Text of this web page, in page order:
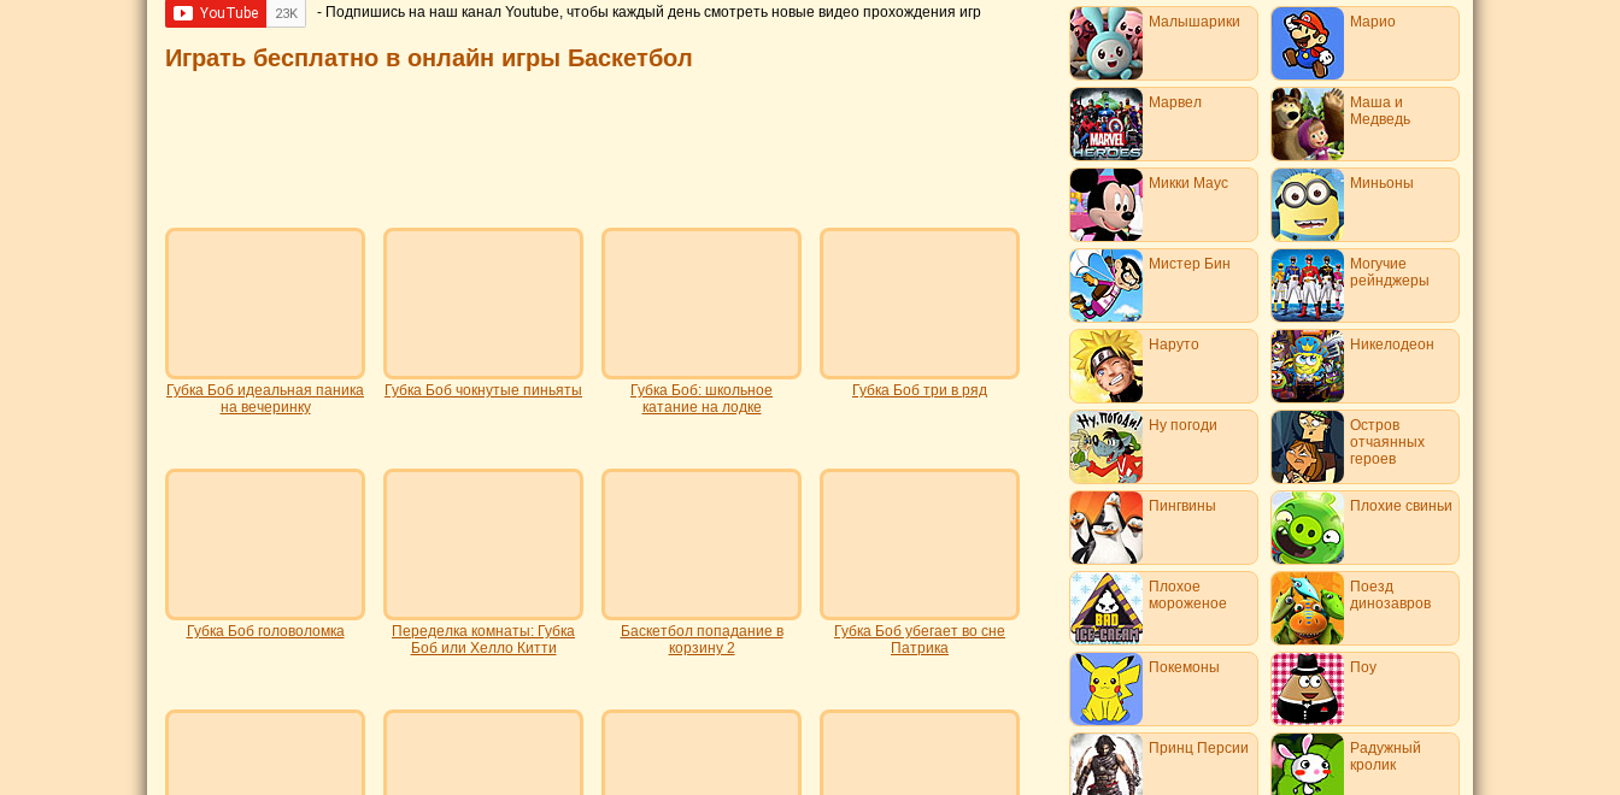
- Подпишись на наш канал Youtube, чтобы каждый день смотреть новые видео прохождения игр
Играть бесплатно в онлайн игры Баскетбол
Губка Боб идеальная паника
на вечеринку
Губка Боб чокнутые пиньяты
Губка Боб: школьное
катание на лодке
Губка Боб три в ряд
Губка Боб головоломка
Переделка комнаты: Губка
Боб или Хелло Китти
Баскетбол попадание в
корзину 2
Губка Боб убегает во сне
Патрика
Малышарики Марио
Марвел
Маша и
Медведь
Микки Маус Миньоны
Мистер Бин
Могучие
рейнджеры
Наруто Никелодеон
Ну погоди
Остров
отчаянных
героев
Пингвины Плохие свиньи
Плохое
мороженое
Поезд
динозавров
Покемоны Поу
Принц Персии
Радужный
кролик